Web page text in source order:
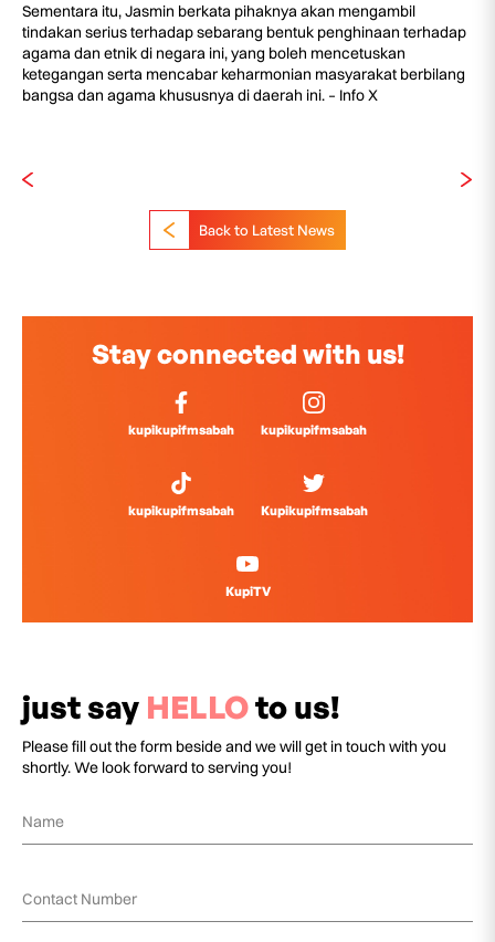
Sementara itu, Jasmin berkata pihaknya akan mengambil
tindakan serius terhadap sebarang bentuk penghinaan terhadap
agama dan etnik di negara ini, yang boleh mencetuskan
ketegangan serta mencabar keharmonian masyarakat berbilang
bangsa dan agama khususnya di daerah ini. – Info X
Back to Latest News
Stay connected with us!
kupikupifmsabah kupikupifmsabah
kupikupifmsabah Kupikupifmsabah
KupiTV
just say HELLOto us!
Please fill out the form beside and we will get in touch with you
shortly. We look forward to serving you!